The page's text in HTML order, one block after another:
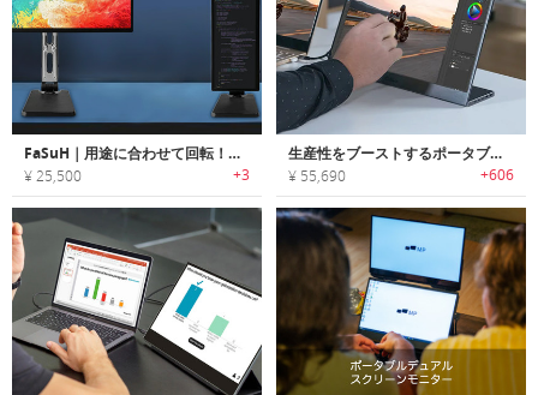
FaSuH｜用途に合わせて回転！タッチスクリーンモニター
¥ 25,500 +3
生産性をブーストするポータブルスリムタッチスクリーンモニター「BladeX（ブレードX）」
¥ 55,690 +606